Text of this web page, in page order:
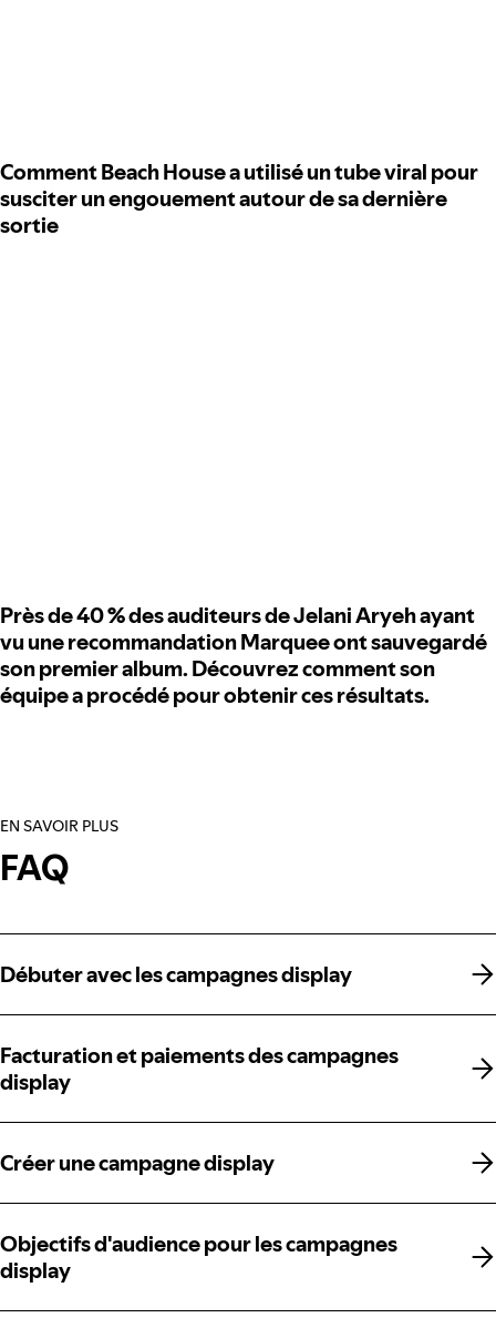
Comment Beach House a utilisé un tube viral pour
susciter un engouement autour de sa dernière
sortie
Près de 40 % des auditeurs de Jelani Aryeh ayant
vu une recommandation Marquee ont sauvegardé
son premier album. Découvrez comment son
équipe a procédé pour obtenir ces résultats.
EN SAVOIR PLUS
FAQ
Débuter avec les campagnes display
Débuter avec les campagnes display
Facturation et paiements des campagnes
display
Facturation et paiements des campagnes
display
Créer une campagne display
Créer une campagne display
Objectifs d'audience pour les campagnes
display
Objectifs d'audience pour les campagnes
display